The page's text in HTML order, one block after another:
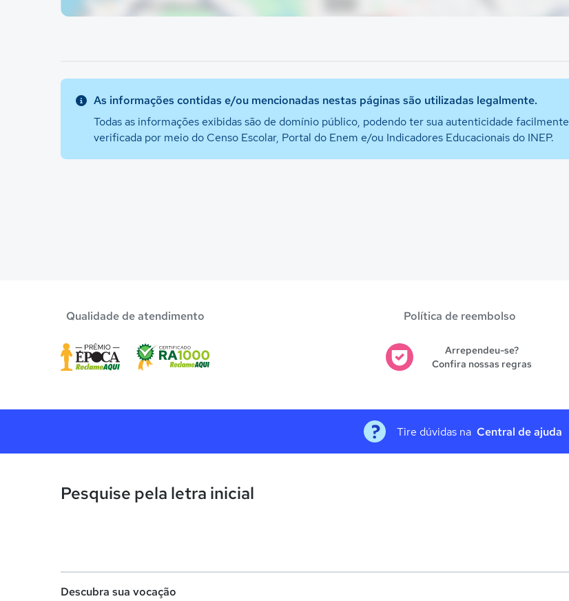
As informações contidas e/ou mencionadas nestas páginas são utilizadas legalmente.
Todas as informações exibidas são de domínio público, podendo ter sua autenticidade facilmente
verificada por meio do Censo Escolar, Portal do Enem e/ou Indicadores Educacionais do INEP.
Qualidade de atendimento Política de reembolso
Arrependeu-se?
Confira nossas regras
Tire dúvidas na Central de ajuda
Pesquise pela letra inicial
Descubra sua vocação